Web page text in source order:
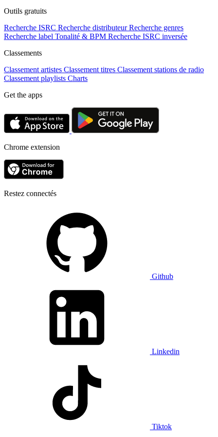
Outils gratuits
Recherche ISRC Recherche distributeur Recherche genres
Recherche label Tonalité & BPM Recherche ISRC inversée
Classements
Classement artistes Classement titres Classement stations de radio
Classement playlists Charts
Get the apps
Chrome extension
Restez connectés
Github
Linkedin
Tiktok